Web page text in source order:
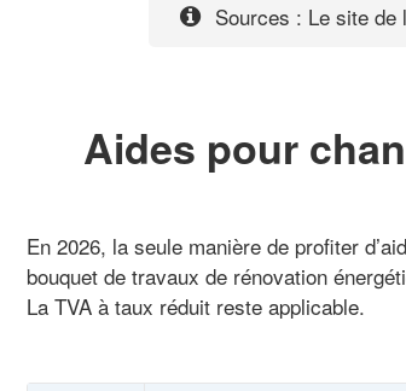
Sources : Le site
Aides pour
En 2026, la seule manière de profiter
bouquet de travaux de rénovation
La TVA à taux réduit reste applicable.